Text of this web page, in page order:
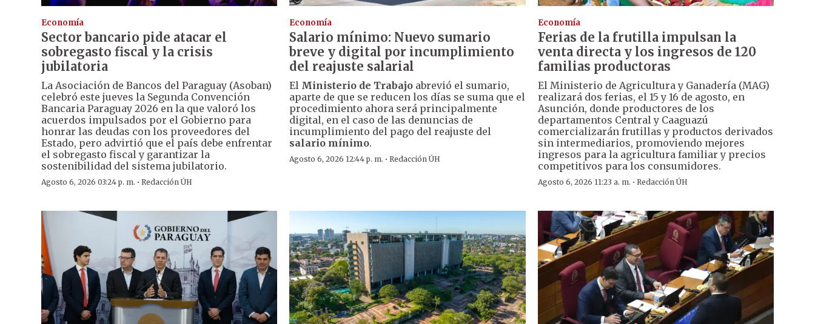
Economía
Sector bancario pide atacar el
sobregasto fiscal y la crisis
jubilatoria
La Asociación de Bancos del Paraguay (Asoban)
celebró este jueves la Segunda Convención
Bancaria Paraguay 2026 en la que valoró los
acuerdos impulsados por el Gobierno para
honrar las deudas con los proveedores del
Estado, pero advirtió que el país debe enfrentar
el sobregasto fiscal y garantizar la
sostenibilidad del sistema jubilatorio.
Agosto 6, 2026 03:24 p. m. · Redacción ÚH
Economía
Salario mínimo: Nuevo sumario
breve y digital por incumplimiento
del reajuste salarial
El Ministerio de Trabajo abrevió el sumario,
aparte de que se reducen los días se suma que el
procedimiento ahora será principalmente
digital, en el caso de las denuncias de
incumplimiento del pago del reajuste del
salario mínimo.
Agosto 6, 2026 12:44 p. m. ·Redacción ÚH
Economía
Ferias de la frutilla impulsan la
venta directa y los ingresos de 120
familias productoras
El Ministerio de Agricultura y Ganadería (MAG)
realizará dos ferias, el 15 y 16 de agosto, en
Asunción, donde productores de los
departamentos Central y Caaguazú
comercializarán frutillas y productos derivados
sin intermediarios, promoviendo mejores
ingresos para la agricultura familiar y precios
competitivos para los consumidores.
Agosto 6, 2026 11:23 a. m. · Redacción ÚH